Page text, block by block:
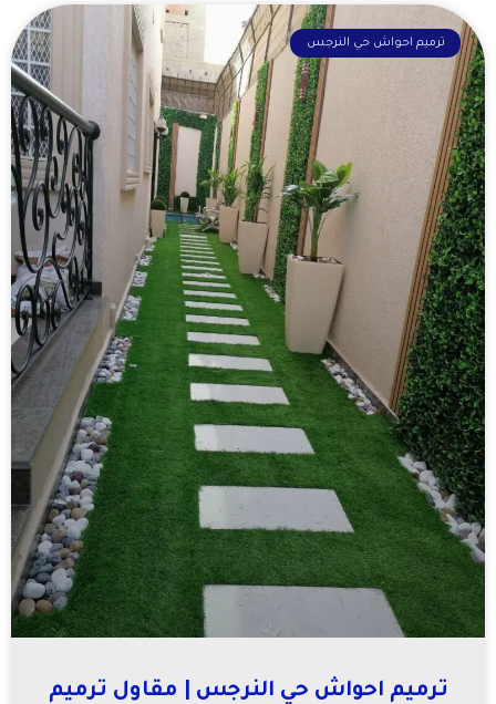
ترميم احواش حي النرجس
ترميم احواش حي النرجس | مقاول ترميم